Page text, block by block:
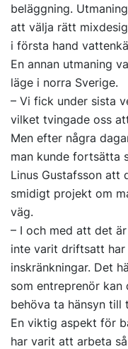
beläggning.
att välja rätt
i första hand
En annan utmaning
läge i norra Sverige.
– Vi fick under sista
vilket tvingade oss
Men efter några
man kunde fortsätta
Linus Gustafsson att
smidigt projekt om
väg.
– I och med att det
inte varit driftsatt
inskränkningar. Det
som entreprenör
behöva ta hänsyn
En viktig aspekt för
har varit att arbeta